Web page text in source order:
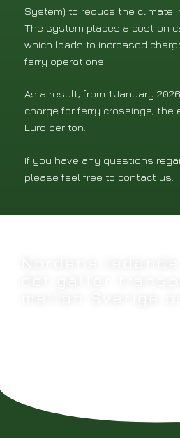
System) to reduce the climate
The system places a cost on
which leads to increased
ferry operations.
As a result, from 1 January
charge for ferry crossings, the
Euro per ton.
If you have any questions
please feel free to contact us.